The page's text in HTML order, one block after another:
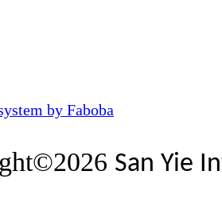
by Faboba
San Yie